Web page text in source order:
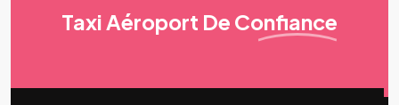
Taxi Aéroport De Confiance